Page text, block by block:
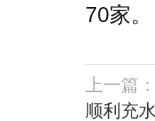
70家。
上一篇：
顺利充水